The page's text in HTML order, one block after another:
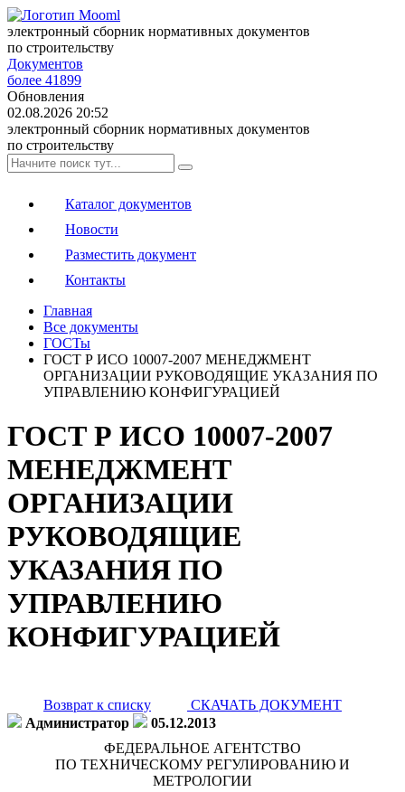
электронный сборник нормативных документов
по строительству
Документов
более 41899
Обновления
02.08.2026 20:52
электронный сборник нормативных документов
по строительству
Каталог документов
Новости
Разместить документ
Контакты
Главная
Все документы
ГОСТы
ГОСТ Р ИСО 10007-2007 МЕНЕДЖМЕНТ
ОРГАНИЗАЦИИ РУКОВОДЯЩИЕ УКАЗАНИЯ ПО
УПРАВЛЕНИЮ КОНФИГУРАЦИЕЙ
ГОСТ Р ИСО 10007-2007
МЕНЕДЖМЕНТ
ОРГАНИЗАЦИИ
РУКОВОДЯЩИЕ
УКАЗАНИЯ ПО
УПРАВЛЕНИЮ
КОНФИГУРАЦИЕЙ
Возврат к списку
СКАЧАТЬ ДОКУМЕНТ
Администратор
05.12.2013
ФЕДЕРАЛЬНОЕ АГЕНТСТВО
ПО ТЕХНИЧЕСКОМУ РЕГУЛИРОВАНИЮ И
МЕТРОЛОГИИ